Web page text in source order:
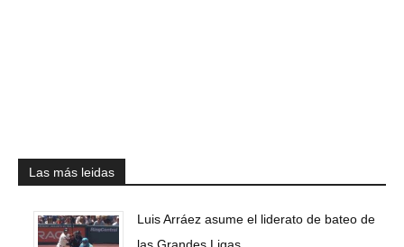
Las más leidas
Luis Arráez asume el liderato de bateo de
las Grandes Ligas